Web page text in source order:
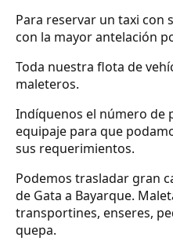
Para reservar un taxi con
con la mayor antelación
Toda nuestra flota de
maleteros.
Indíquenos el número de
equipaje para que
sus requerimientos.
Podemos trasladar gran
de Gata a Bayarque.
transportines, enseres,
quepa.